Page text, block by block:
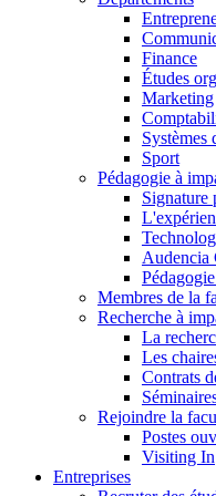
Finance
Études
Marketing
Systèmes
Sport
Pédagogie à
Signature
Audencia
Membres de la
Recherche à
La
Les
Contrats
Rejoindre la
Postes
Visiting In
Entreprises